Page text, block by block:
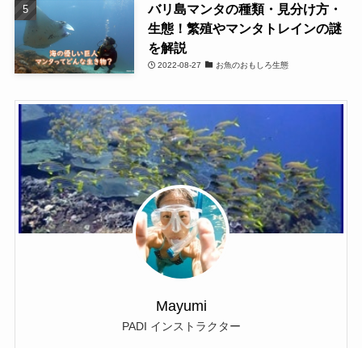
バリ島マンタの種類・見分け方・
生態！繁殖やマンタトレインの謎
を解説
2022-08-27 お魚のおもしろ生態
Mayumi
PADI インストラクター